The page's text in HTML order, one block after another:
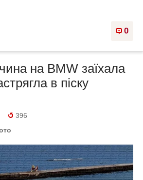
0
на BMW заїхала
в піску
396